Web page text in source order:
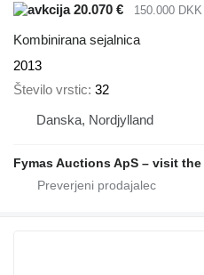
20.070 €
150.000 DKK
Kombinirana sejalnica
2013
Število vrstic 32
Danska, Nordjylland